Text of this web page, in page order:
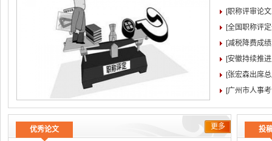
[职称评审论
[全国职称评
[减税降费成
[安徽持续推
[张宏森出席
[广州市人事
优秀论文 更多 投